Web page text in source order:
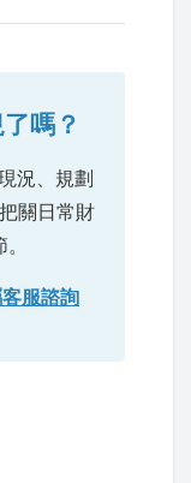
嗎？
況、規劃
關日常財
服諮詢